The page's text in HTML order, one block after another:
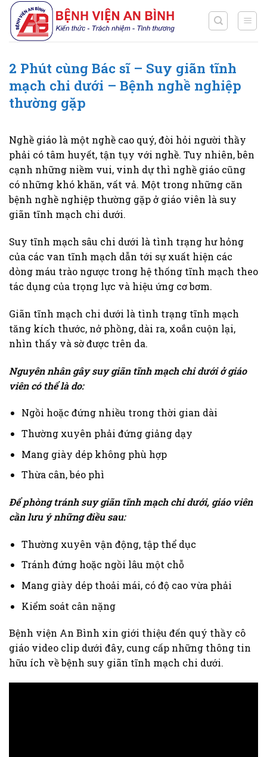
Chuyển
đến
nội
2 Phút cùng Bác sĩ – Suy giãn tĩnh
mạch chi dưới – Bệnh nghề nghiệp
thường gặp
Nghề giáo là một nghề cao quý, đòi hỏi người thầy
phải có tâm huyết, tận tụy với nghề. Tuy nhiên, bên
cạnh những niềm vui, vinh dự thì nghề giáo cũng
có những khó khăn, vất vả. Một trong những căn
bệnh nghề nghiệp thường gặp ở giáo viên là suy
giãn tĩnh mạch chi dưới.
Suy tĩnh mạch sâu chi dưới là tình trạng hư hỏng
của các van tĩnh mạch dẫn tới sự xuất hiện các
dòng máu trào ngược trong hệ thống tĩnh mạch theo
tác dụng của trọng lực và hiệu ứng cơ bơm.
Giãn tĩnh mạch chi dưới là tình trạng tĩnh mạch
tăng kích thước, nở phồng, dài ra, xoắn cuộn lại,
nhìn thấy và sờ được trên da.
Nguyên nhân gây suy giãn tĩnh mạch chi dưới ở giáo
viên có thể là do:
Ngồi hoặc đứng nhiều trong thời gian dài
Thường xuyên phải đứng giảng dạy
Mang giày dép không phù hợp
Thừa cân, béo phì
Để phòng tránh suy giãn tĩnh mạch chi dưới, giáo viên
cần lưu ý những điều sau:
Thường xuyên vận động, tập thể dục
Tránh đứng hoặc ngồi lâu một chỗ
Mang giày dép thoải mái, có độ cao vừa phải
Kiểm soát cân nặng
Bệnh viện An Bình xin giới thiệu đến quý thầy cô
giáo video clip dưới đây, cung cấp những thông tin
hữu ích về bệnh suy giãn tĩnh mạch chi dưới.